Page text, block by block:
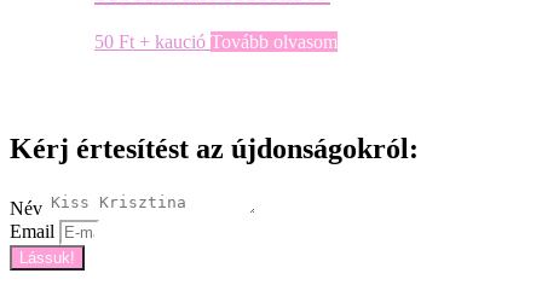
50 Ft + kaució Tovább olvasom
Kérj értesítést az újdonságokról:
Név
Email
Lássuk!